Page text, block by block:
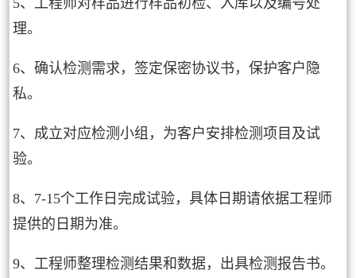
理。
6、确认检测需求，签定保密协议书，保护客户隐
私。
7、成立对应检测小组，为客户安排检测项目及试
验。
8、7-15个工作日完成试验，具体日期请依据工程师
提供的日期为准。
9、工程师整理检测结果和数据，出具检测报告书。